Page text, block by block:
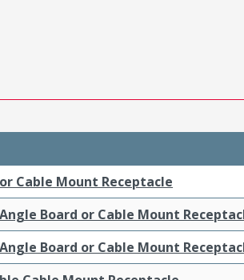
Cable Mount Receptacle
Board or Cable Mount
Board or Cable Mount